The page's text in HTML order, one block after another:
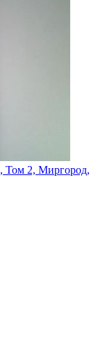
Том 2, Миргород,